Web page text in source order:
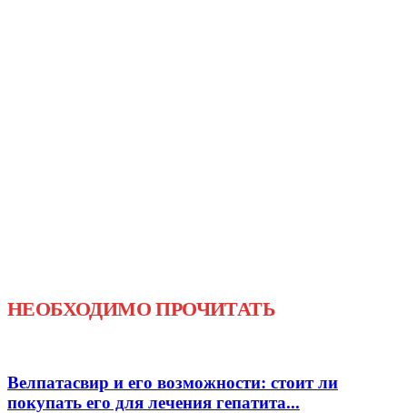
НЕОБХОДИМО ПРОЧИТАТЬ
Велпатасвир и его возможности: стоит ли
покупать его для лечения гепатита...